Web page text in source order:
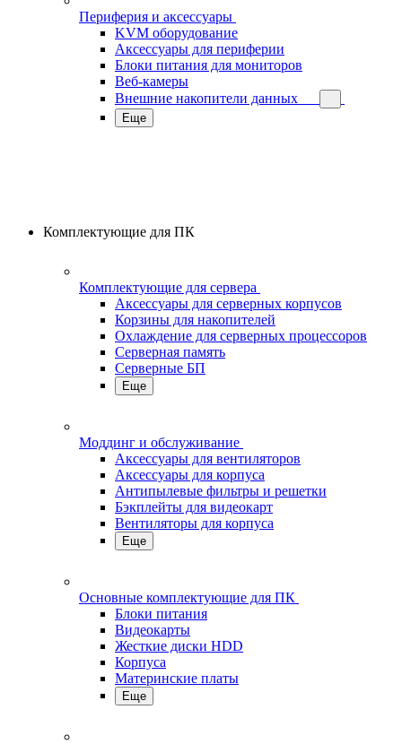
Периферия и аксессуары
KVM оборудование
Аксессуары для периферии
Блоки питания для мониторов
Веб-камеры
Внешние накопители данных
Еще
Комплектующие для ПК
Комплектующие для сервера
Аксессуары для серверных корпусов
Корзины для накопителей
Охлаждение для серверных процессоров
Серверная память
Серверные БП
Еще
Моддинг и обслуживание
Аксессуары для вентиляторов
Аксессуары для корпуса
Антипылевые фильтры и решетки
Бэкплейты для видеокарт
Вентиляторы для корпуса
Еще
Основные комплектующие для ПК
Блоки питания
Видеокарты
Жесткие диски HDD
Корпуса
Материнские платы
Еще